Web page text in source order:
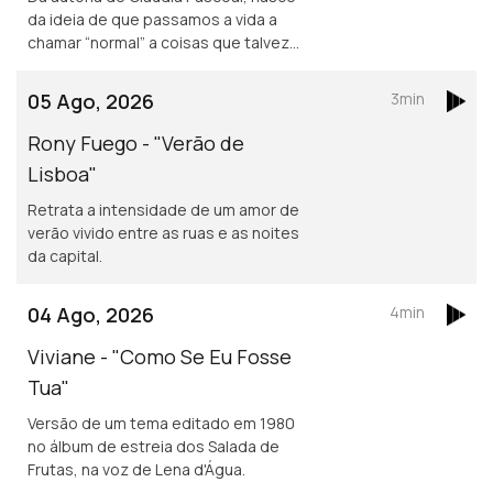
da ideia de que passamos a vida a
chamar “normal” a coisas que talvez
05 Ago, 2026
Rony Fuego - "Verão de
Lisboa"
Retrata a intensidade de um amor de
verão vivido entre as ruas e as noites
da capital.
3min
04 Ago, 2026
Viviane - "Como Se Eu Fosse
Tua"
Versão de um tema editado em 1980
no álbum de estreia dos Salada de
Frutas, na voz de Lena d'Água.
4min